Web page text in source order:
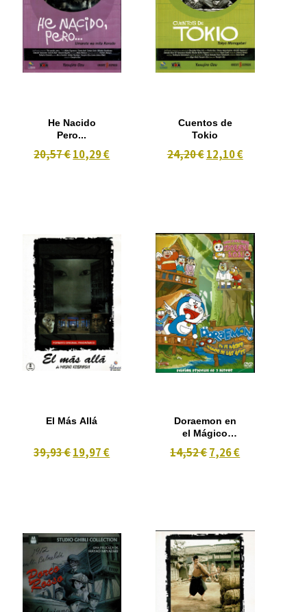
He Nacido
Pero...
20,57 €10,29 €
Cuentos de
Tokio
24,20 € 12,10 €
El Más Allá
39,93 €19,97 €
Doraemon en
el Mágico
Aves Se
14,52 €7,26 €